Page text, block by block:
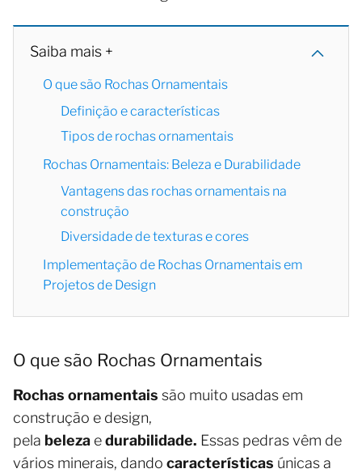
Saiba mais +
O que são Rochas Ornamentais
Definição e características
Tipos de rochas ornamentais
Rochas Ornamentais: Beleza e Durabilidade
Vantagens das rochas ornamentais na
construção
Diversidade de texturas e cores
Implementação de Rochas Ornamentais em
Projetos de Design
O que são Rochas Ornamentais
Rochas ornamentais são muito usadas em
construção e design,
pela beleza edurabilidade. Essas pedras vêm de
vários minerais, dando características únicas a